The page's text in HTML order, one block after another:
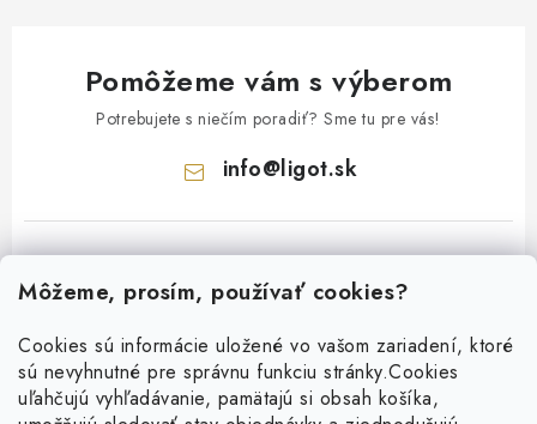
Môžeme, prosím, používať cookies?
Cookies sú informácie uložené vo vašom zariadení, ktoré
sú nevyhnutné pre správnu funkciu stránky.Cookies
uľahčujú vyhľadávanie, pamätajú si obsah košíka,
Pomôžeme vám s výberom
Potrebujete s niečím poradiť? Sme tu pre vás!
info@ligot.sk